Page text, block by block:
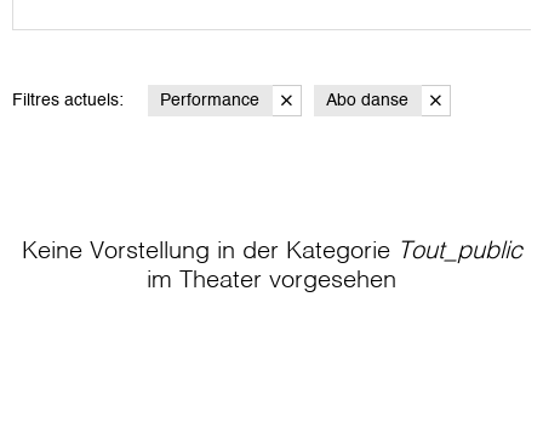
Filtres actuels: Performance Abo danse
Keine Vorstellung in der Kategorie Tout_public
im Theater vorgesehen